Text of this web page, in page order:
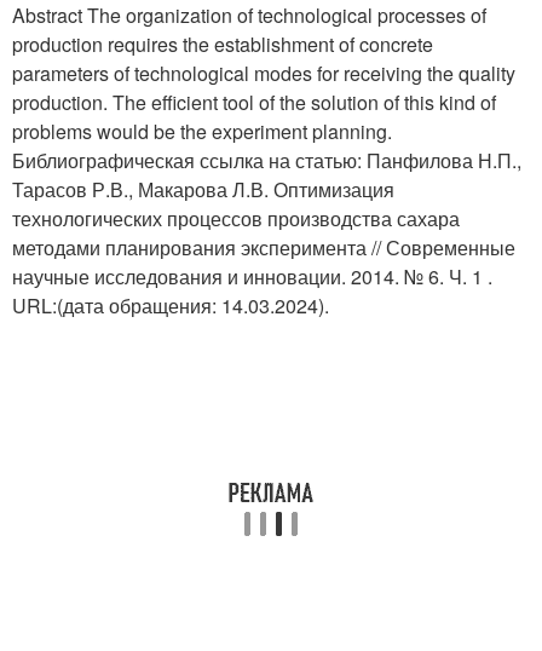
Abstract The organization of technological processes of
production requires the establishment of concrete
parameters of technological modes for receiving the quality
production. The efficient tool of the solution of this kind of
problems would be the experiment planning.
Библиографическая ссылка на статью: Панфилова Н.П.,
Тарасов Р.В., Макарова Л.В. Оптимизация
технологических процессов производства сахара
методами планирования эксперимента // Современные
научные исследования и инновации. 2014. № 6. Ч. 1 .
URL:(дата обращения: 14.03.2024).